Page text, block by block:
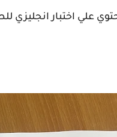
علي اختبار